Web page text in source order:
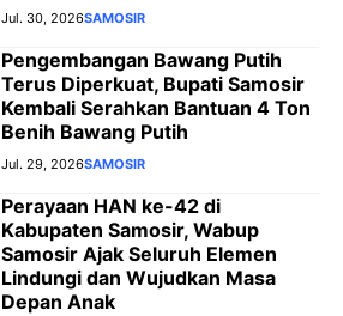
Jul. 30, 2026SAMOSIR
Pengembangan Bawang Putih
Terus Diperkuat, Bupati Samosir
Kembali Serahkan Bantuan 4 Ton
Benih Bawang Putih
Jul. 29, 2026SAMOSIR
Perayaan HAN ke-42 di
Kabupaten Samosir, Wabup
Samosir Ajak Seluruh Elemen
Lindungi dan Wujudkan Masa
Depan Anak